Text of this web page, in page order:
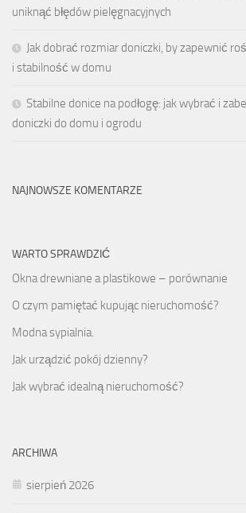
uniknąć błędów pielęgnacyjnych
Jak dobrać rozmiar doniczki, by zapewnić
i stabilność w domu
Stabilne donice na podłogę: jak wybrać i
doniczki do domu i ogrodu
NAJNOWSZE KOMENTARZE
WARTO SPRAWDZIĆ
Okna drewniane a plastikowe – porównanie
O czym pamiętać kupując nieruchomość?
Modna sypialnia.
Jak urządzić pokój dzienny?
Jak wybrać idealną nieruchomość?
ARCHIWA
sierpień 2026